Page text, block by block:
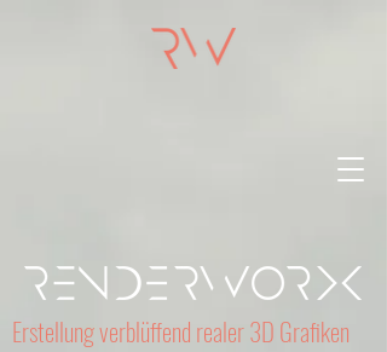
Erstellung verblüffend realer 3D Grafiken